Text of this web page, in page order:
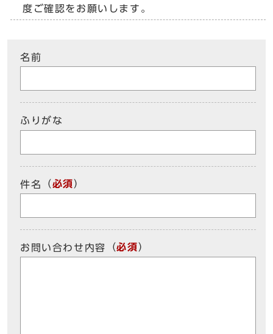
度ご確認をお願いします。
名前
ふりがな
件名 （必須）
お問い合わせ内容 （必須）